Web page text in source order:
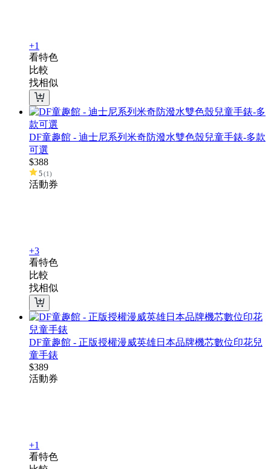
+1
看特色
比較
找相似
DF童趣館 - 迪士尼系列米奇防潑水雙色殼兒童手錶-多款
可選
$388
5(1)
活動券
+3
看特色
比較
找相似
DF童趣館 - 正版授權漫威英雄日本品牌機芯數位印花兒
童手錶
$389
活動券
+1
看特色